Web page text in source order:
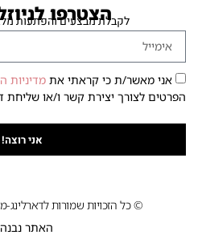
הצטרפו
לקבלת מבצעים והפתעות
אני מאשר/ת כי קראתי אתמדיניות
הפרטים לצורך יצירת קשר ו/או שליחת
אני רוצה!
© כל הזכויות שמורות לדארלינג-
האתר נבנה